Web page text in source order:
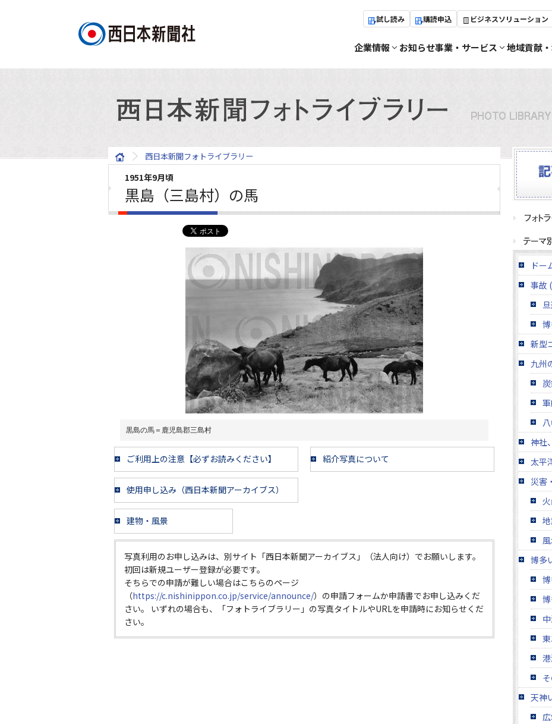
試し読み 購読申込 ビジネスソリューション
企業情報 お知らせ事業・サービス 地域貢献
西日本新聞フォトライブラリー
1951年9月頃
黒島（三島村）の馬
黒島の馬＝鹿児島郡三島村
ご利用上の注意【必ずお読みください】 紹介写真について
使用申し込み（西日本新聞アーカイブス）
建物・風景
写真利用のお申し込みは、別サイト「西日本新聞アーカイブス」（法人向け）でお願いします。
初回は新規ユーザー登録が必要です。
そちらでの申請が難しい場合はこちらのページ
（https://c.nishinippon.co.jp/service/announce/）の申請フォームか申請書でお申し込みくだ
さい。 いずれの場合も、「フォトライブラリー」の写真タイトルやURLを申請時にお知らせくだ
さい。
ドー
事故
新型
九州
神社
太平
災害
博多
天神